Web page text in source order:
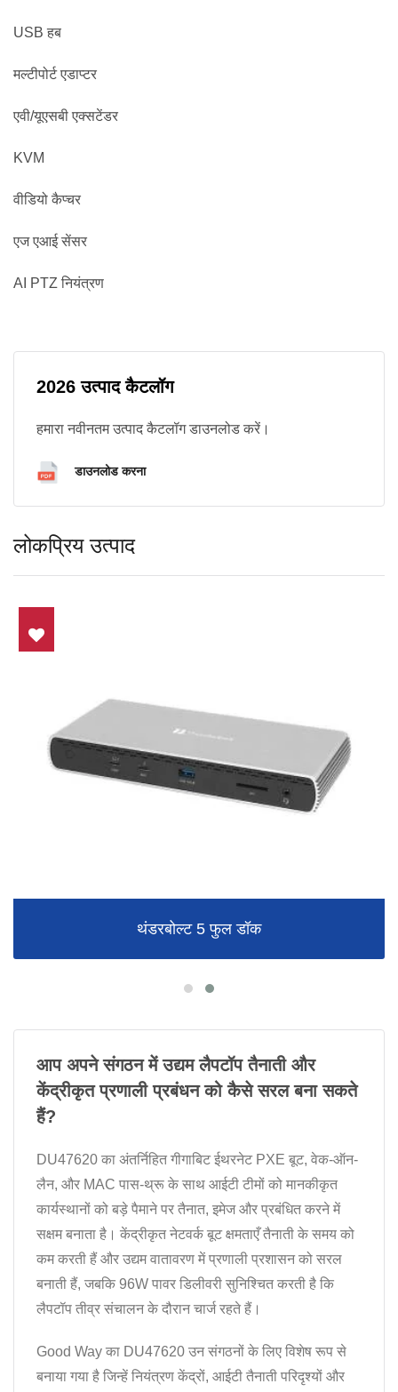
USB हब
मल्टीपोर्ट एडाप्टर
एवी/यूएसबी एक्सटेंडर
KVM
वीडियो कैप्चर
एज एआई सेंसर
AI PTZ नियंत्रण
2026 उत्पाद कैटलॉग
हमारा नवीनतम उत्पाद कैटलॉग डाउनलोड करें।
डाउनलोड करना
लोकप्रिय उत्पाद
थंडरबोल्ट 5 फुल डॉक
आप अपने संगठन में उद्यम लैपटॉप तैनाती और
केंद्रीकृत प्रणाली प्रबंधन को कैसे सरल बना सकते
हैं?
DU47620 का अंतर्निहित गीगाबिट ईथरनेट PXE बूट, वेक-ऑन-
लैन, और MAC पास-थ्रू के साथ आईटी टीमों को मानकीकृत
कार्यस्थानों को बड़े पैमाने पर तैनात, इमेज और प्रबंधित करने में
सक्षम बनाता है। केंद्रीकृत नेटवर्क बूट क्षमताएँ तैनाती के समय को
कम करती हैं और उद्यम वातावरण में प्रणाली प्रशासन को सरल
बनाती हैं, जबकि 96W पावर डिलीवरी सुनिश्चित करती है कि
लैपटॉप तीव्र संचालन के दौरान चार्ज रहते हैं।
Good Way का DU47620 उन संगठनों के लिए विशेष रूप से
बनाया गया है जिन्हें नियंत्रण केंद्रों, आईटी तैनाती परिदृश्यों और